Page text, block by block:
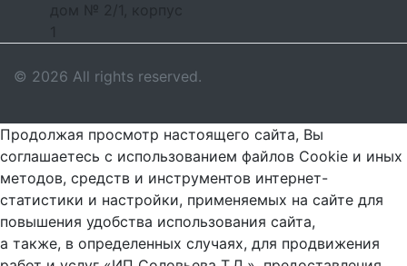
дом № 2/1, корпус
© 2026 All rights reserved.
Продолжая просмотр настоящего сайта, Вы
соглашаетесь с использованием файлов Cookie и иных
методов, средств и инструментов интернет-
статистики и настройки, применяемых на сайте для
повышения удобства использования сайта,
а также, в определенных случаях, для продвижения